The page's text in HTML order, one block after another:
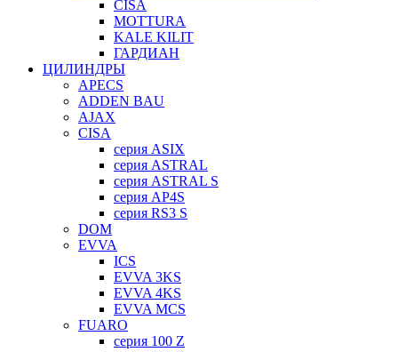
CISA
MOTTURA
KALE KILIT
ГАРДИАН
ЦИЛИНДРЫ
APECS
ADDEN BAU
AJAX
CISA
серия ASIX
серия ASTRAL
серия ASTRAL S
серия AP4S
серия RS3 S
DOM
EVVA
ICS
EVVA 3KS
EVVA 4KS
EVVA MCS
FUARO
серия 100 Z